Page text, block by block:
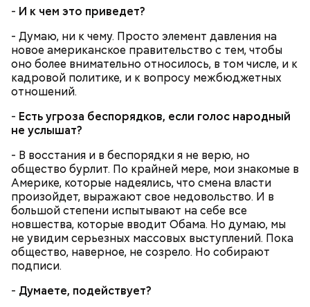
- И к чем это приведет?
- Думаю, ни к чему. Просто элемент давления на
новое американское правительство с тем, чтобы
оно более внимательно относилось, в том числе, и к
кадровой политике, и к вопросу межбюджетных
отношений.
- Есть угроза беспорядков, если голос народный
не услышат?
- В восстания и в беспорядки я не верю, но
общество бурлит. По крайней мере, мои знакомые в
Америке, которые надеялись, что смена власти
произойдет, выражают свое недовольство. И в
большой степени испытывают на себе все
новшества, которые вводит Обама. Но думаю, мы
не увидим серьезных массовых выступлений. Пока
общество, наверное, не созрело. Но собирают
подписи.
- Думаете, подействует?
Кабачки очистить от кожицы. Нарезать
кружочками или дольками, предварительно удалив
сердцевину. Нарезанные кабачки обвалять в муке и
обжарить в масле (половина нормы). Зеленый лук
нашинковать, слегка спас-серовать в оставшемся
масле и добавить к нему нашинкованные листья
шпината, салата, зелень петрушки, помидоры,
нарезанные небольшими дольками, и все тушить 10
минут. Листья шпината или салата можно заменить
ботвой свеклы. Полученный соус заправить солью,
уксусом, сахаром. Подать кабачки в холодном
виде, посыпать их рубленым укропом.
Томаты «Без заморочек», аджика
рецептов закруток на зиму